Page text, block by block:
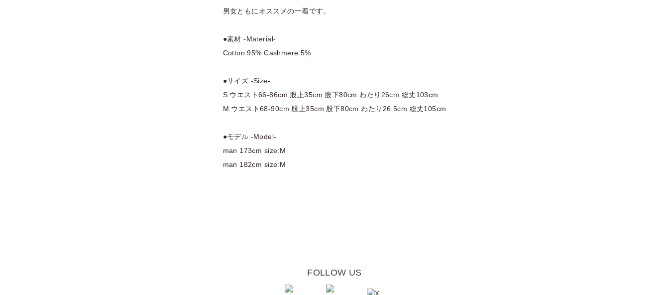
男女ともにオススメの一着です。
●素材 -Material-
Cotton 95% Cashmere 5%
●サイズ -Size-
S:ウエスト66-86cm 股上35cm 股下80cm わたり26cm 総丈103cm
M:ウエスト68-90cm 股上35cm 股下80cm わたり26.5cm 総丈105cm
●モデル -Model-
man 173cm size:M
man 182cm size:M
FOLLOW US